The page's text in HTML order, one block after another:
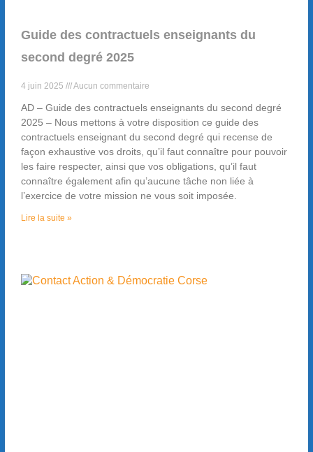
Guide des contractuels enseignants du
second degré 2025
4 juin 2025 Aucun commentaire
AD – Guide des contractuels enseignants du second degré
2025 – Nous mettons à votre disposition ce guide des
contractuels enseignant du second degré qui recense de
façon exhaustive vos droits, qu’il faut connaître pour pouvoir
les faire respecter, ainsi que vos obligations, qu’il faut
connaître également afin qu’aucune tâche non liée à
l’exercice de votre mission ne vous soit imposée.
Lire la suite »